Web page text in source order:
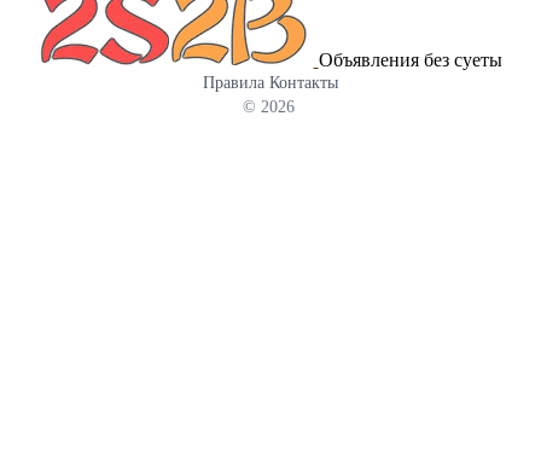
Объявления без суеты
Правила Контакты
© 2026